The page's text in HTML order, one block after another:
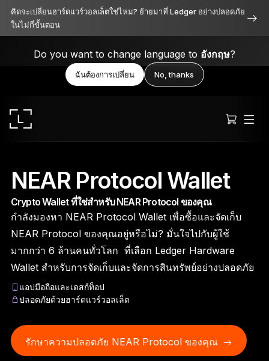
คิดจะเปลี่ยนฮาร์ดแวร์วอลเล็ตใช่ไหม? ย้ายมาที่ Ledger อย่างปลอดภัย
ในไม่กี่ขั้นตอน
Do you want to change language to อังกฤษ?
ฉันต้องการเปลี่ยน No, thanks
Ledger Stax
เหนือระดับทั้งดีไซน์ ฟังก์ชัน และความปลอดภัย
Ledger Flex
มาตรฐานใหม่ของอุปกรณ์ลงนาม
Ledger NanoGen5
โดดเด่นไม่ซ้ำใคร เหมือนกับคุณ
NEAR Protocol Wallet
Crypto Wallet ที่ใช่สำหรับ NEAR Protocol ของคุณ
กำลังมองหา NEAR Protocol Wallet เพื่อซื้อและจัดเก็บ
NEAR Protocol ของคุณอยู่หรือไม่? มั่นใจไปกับผู้ใช้
มากกว่า 6 ล้านคนทั่วโลก ที่เลือก Ledger Hardware
Wallet สำหรับการจัดเก็บและจัดการสินทรัพย์อย่างปลอดภัย
แอปมือถือและเดสก์ท็อป
ปลอดภัยด้วยฮาร์ดแวร์วอลเล็ต
รักษาความปลอดภัย NEAR Protocol ของคุณ